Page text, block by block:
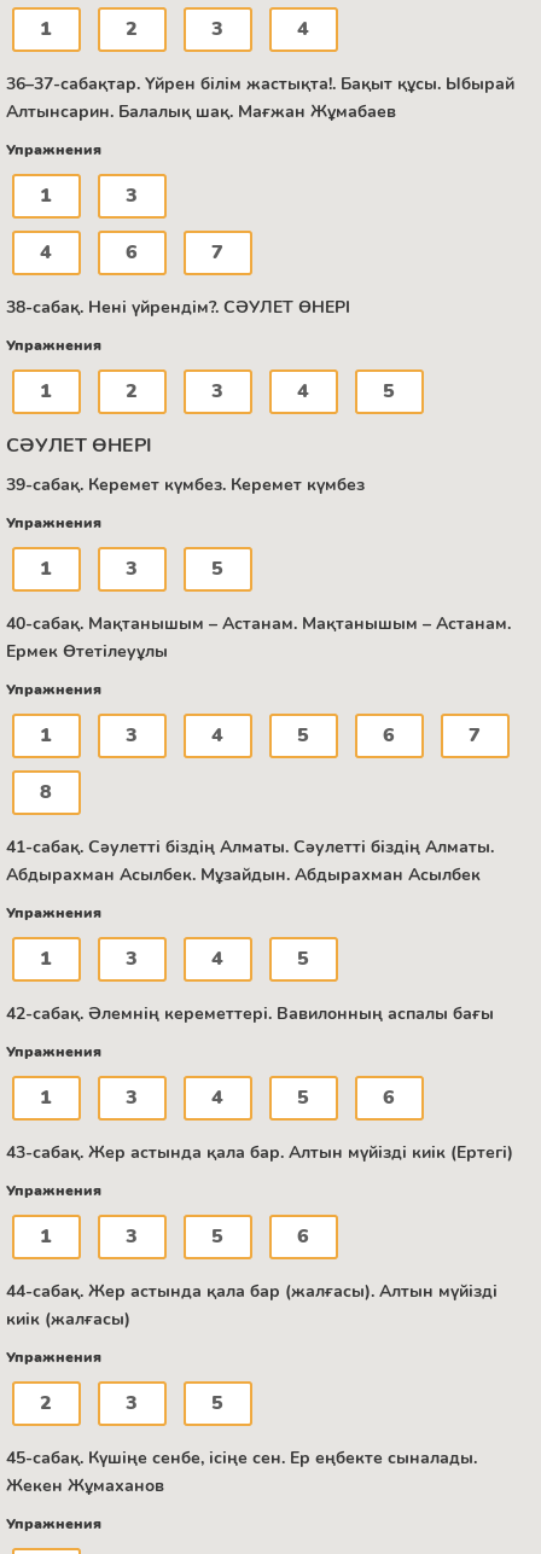
1 2 3 4
36–37-сабақтар. Үйрен білім жастықта!. Бақыт құсы. Ыбырай
Алтынсарин. Балалық шақ. Мағжан Жұмабаев
Упражнения
1 3
4 6 7
38-сабақ. Нені үйрендім?. СӘУЛЕТ ӨНЕРІ
Упражнения
1 2 3 4 5
СӘУЛЕТ ӨНЕРІ
39-сабақ. Керемет күмбез. Керемет күмбез
Упражнения
1 3 5
40-сабақ. Мақтанышым – Астанам. Мақтанышым – Астанам.
Ермек Өтетілеуұлы
Упражнения
1 3 4 5 6 7
8
41-сабақ. Сәулетті біздің Алматы. Сәулетті біздің Алматы.
Абдырахман Асылбек. Мұзайдын. Абдырахман Асылбек
Упражнения
1 3 4 5
42-сабақ. Әлемнің кереметтері. Вавилонның аспалы бағы
Упражнения
1 3 4 5 6
43-сабақ. Жер астында қала бар. Алтын мүйізді киік (Ертегі)
Упражнения
1 3 5 6
44-сабақ. Жер астында қала бар (жалғасы). Алтын мүйізді
киік (жалғасы)
Упражнения
2 3 5
45-сабақ. Күшіңе сенбе, ісіңе сен. Ер еңбекте сыналады.
Жекен Жұмаханов
Упражнения